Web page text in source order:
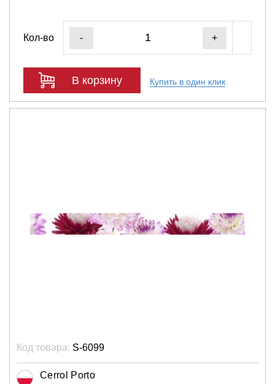
Кол-во - +
В корзину Купить в один клик
Код товара: S-6099
Cerrol Porto